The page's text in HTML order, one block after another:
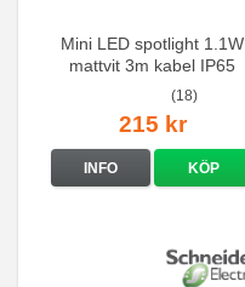
Mini LED spotlight 1.1W
mattvit 3m kabel IP65
(18)
215 kr
INFO KÖP